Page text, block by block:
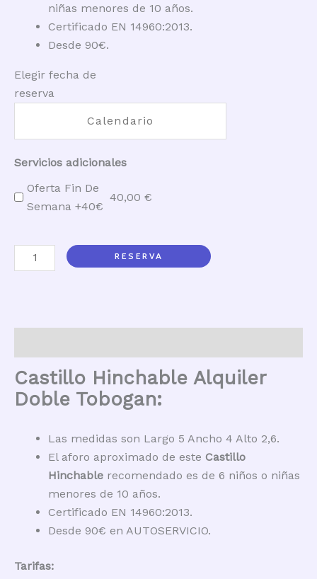
60,00
niñas menores de 10 años.
Certificado EN 14960:2013.
Desde 90€.
Elegir fecha de
reserva
Servicios adicionales
Oferta Fin De
Semana +40€
40,00 €
Doble
tobogán
RESERVA
Castillo Hinchable Alquiler
Doble Tobogan:
Las medidas son Largo 5 Ancho 4 Alto 2,6.
El aforo aproximado de este Castillo
Hinchable recomendado es de 6 niños o niñas
menores de 10 años.
Certificado EN 14960:2013.
Desde 90€ en AUTOSERVICIO.
Tarifas: